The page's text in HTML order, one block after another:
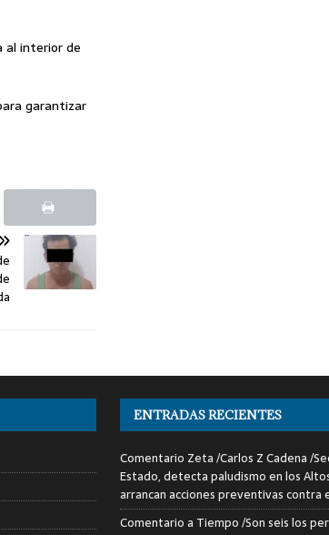
al interior de
garantizar
ENTRADAS RECIENTES
Comentario Zeta /Carlos Z Cadena /
Estado, detecta paludismo en los
arrancan acciones preventivas contra
Comentario a Tiempo /Son seis los